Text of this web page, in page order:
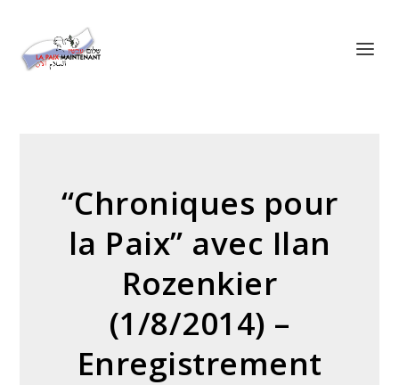
“Chroniques pour
la Paix” avec Ilan
Rozenkier
(1/8/2014) –
Enregistrement